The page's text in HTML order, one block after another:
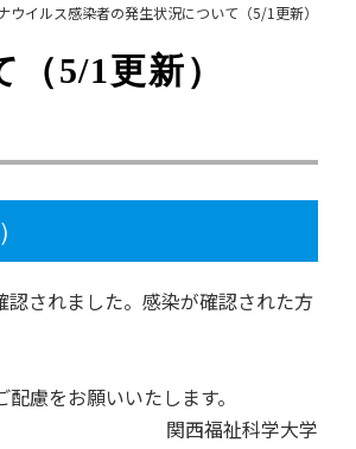
ウイルス感染者の発生状況について（5/1更新）
5/1更新）
されました。感染が確認された方
慮をお願いいたします。
関西福祉科学大学